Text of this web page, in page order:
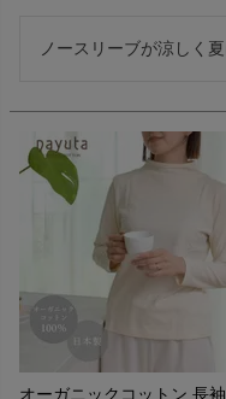
ノースリーブが涼しく
オーガニックコットン 長